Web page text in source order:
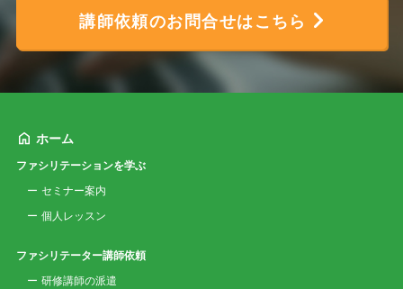
講師依頼のお問合せはこちら
ホーム
ファシリテーションを学ぶ
セミナー案内
個人レッスン
ファシリテーター講師依頼
研修講師の派遣